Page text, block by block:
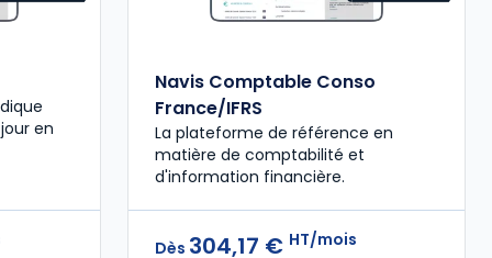
en
Navis Comptable Conso
France/IFRS
La plateforme de référence en
matière de comptabilité et
d'information financière.
Dès 304,17 € HT/mois